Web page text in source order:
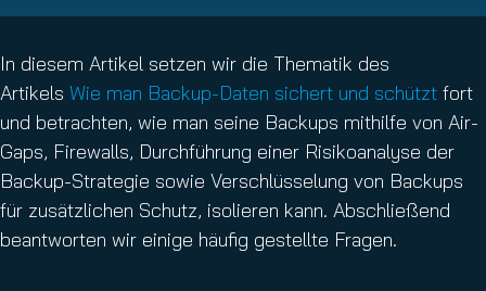
In diesem Artikel setzen wir die Thematik des
Artikels Wie man Backup-Daten sichert und schützt fort
und betrachten, wie man seine Backups mithilfe von Air-
Gaps, Firewalls, Durchführung einer Risikoanalyse der
Backup-Strategie sowie Verschlüsselung von Backups
für zusätzlichen Schutz, isolieren kann. Abschließend
beantworten wir einige häufig gestellte Fragen.